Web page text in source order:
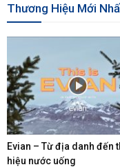
Thương Hiệu Mới
Evian – Từ địa danh đến
hiệu nước uống